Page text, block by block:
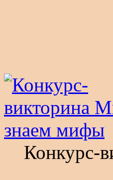
Конкурс-